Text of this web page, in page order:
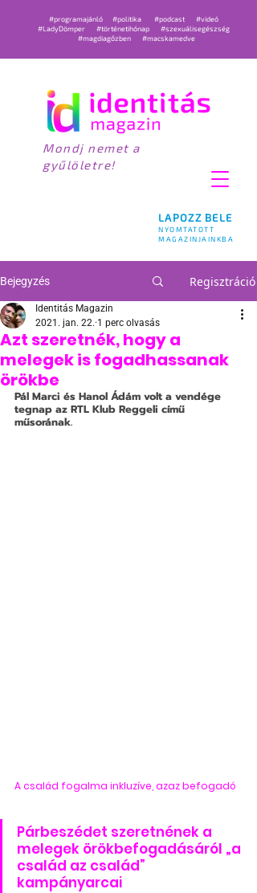
LAPOZZ BELE
NYOMTATOTT
MAGAZINJAINKBA
#programajánló #politika #podcast
#videó
#LadyDömper
#történetihónap
#szexuálisegészség
#magdiagőzben
#macskamedve
Mondj nemet a
gyűlöletre!
Bejegyzés Regisztráció
Azt szeretnék, hogy a
melegek is fogadhassanak
örökbe
Identitás Magazin
2021. jan. 22. 1 perc olvasás
Pál Marci és Hanol Ádám volt a vendége
tegnap az RTL Klub Reggeli című
műsorának.
A család fogalma inkluzíve, azaz befogadó
Párbeszédet szeretnének a
melegek örökbefogadásáról „a
család az család”
kampányarcai